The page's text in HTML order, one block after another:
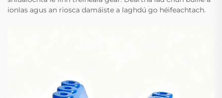
ionlas agus an riosca damáiste a laghdú go héifeachtach.